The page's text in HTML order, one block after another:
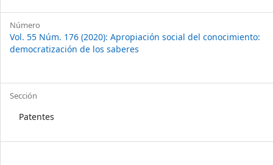
Número
Vol. 55 Núm. 176 (2020): Apropiación social del conocimiento:
democratización de los saberes
Sección
Patentes